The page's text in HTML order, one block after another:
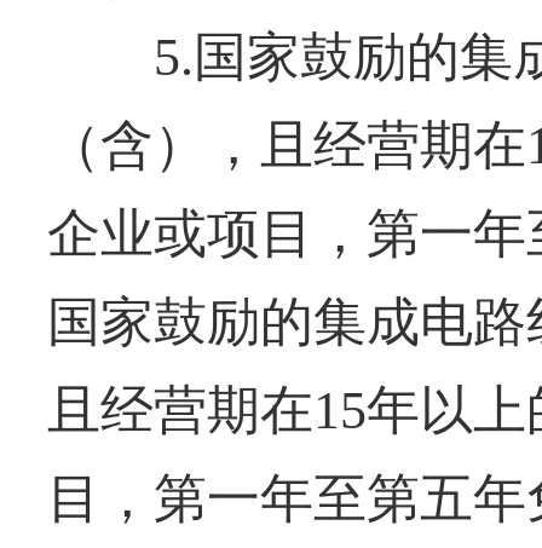
5.国家鼓励的集
（含），且经营期
企业或项目，第一
国家鼓励的集成电
且经营期在15年以
目，第一年至第五